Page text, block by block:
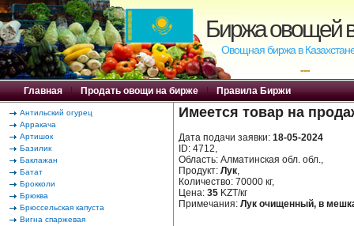
Биржа овощей
Овощная биржа в
---
Главная | Продать овощи на бирже | Правила Биржи
Антильский огурец
Арракача
Артишок
Базилик
Баклажан
Батат
Брокколи
Брюква
Брюссельская капуста
Вигна спаржевая
Имеется товар на
Дата подачи заявки: 18-05-2024
ID: 4712,
Область: Алматинская обл. обл.,
Продукт: Лук,
Количество: 70000 кг,
Цена: 35 KZT/кг
Примечания: Лук очищенный, в